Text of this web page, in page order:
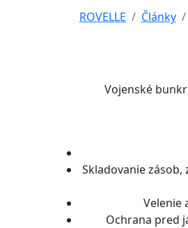
ROVELLE Články
Vojenské
Skladovanie
Velenie
Ochrana pred